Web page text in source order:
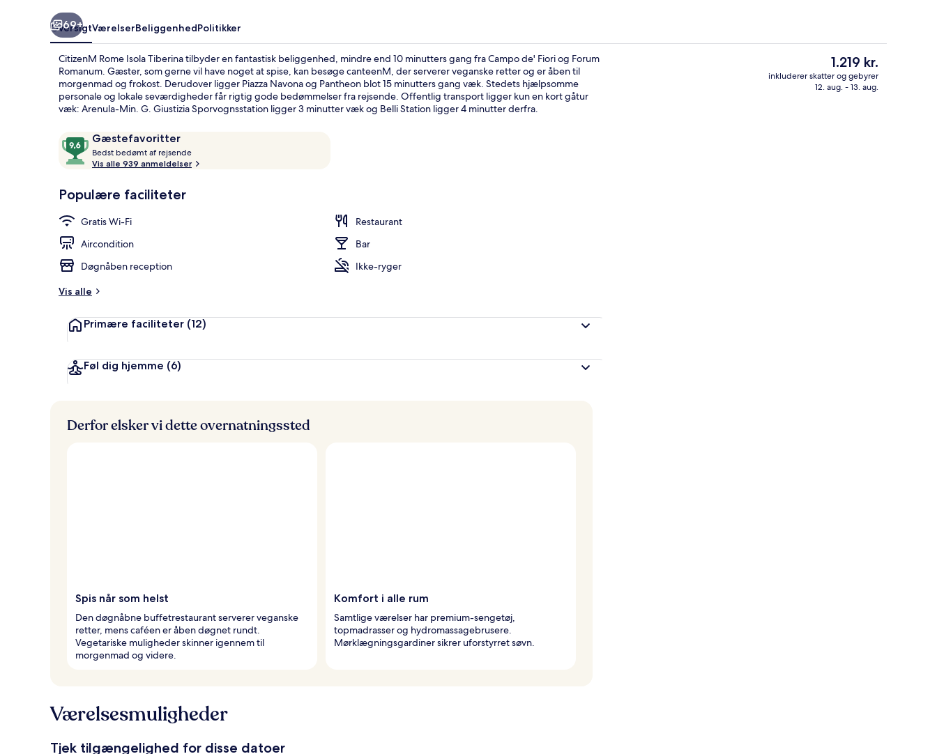
Siddeområde i lobbyen Premium-sengetøj, senge med
69+
OversigtVærelserBeliggenhedPolitikker
CitizenM Rome Isola Tiberina tilbyder en fantastisk beliggenhed, mindre end 10 minutters gang fra Campo de' Fiori og Forum
Romanum. Gæster, som gerne vil have noget at spise, kan besøge canteenM, der serverer veganske retter og er åben til
morgenmad og frokost. Derudover ligger Piazza Navona og Pantheon blot 15 minutters gang væk. Stedets hjælpsomme
personale og lokale seværdigheder får rigtig gode bedømmelser fra rejsende. Offentlig transport ligger kun en kort gåtur
væk: Arenula-Min. G. Giustizia Sporvognsstation ligger 3 minutter væk og Belli Station ligger 4 minutter derfra.
AnmeldelserGæstefavoritter
9,6
ud
af
Gæstefavoritter
Bedst bedømt af rejsende
e
a
f
d
Vis alle 939 anmeldelser
Populære faciliteter
Gratis Wi-Fi
Restaurant
Aircondition
Bar
Døgnåben reception
Ikke-ryger
Vis alle
Primære faciliteter (12)
Føl dig hjemme (6)
Den
nuværende
pris
1.219 kr.
inkluderer skatter og gebyrer
12. aug. - 13. aug.
Derfor elsker vi dette overnatningssted
Spis når som helst
Den døgnåbne buffetrestaurant serverer veganske
retter, mens caféen er åben døgnet rundt.
Vegetariske muligheder skinner igennem til
morgenmad og videre.
Komfort i alle rum
Samtlige værelser har premium-sengetøj,
topmadrasser og hydromassagebrusere.
Mørklægningsgardiner sikrer uforstyrret søvn.
Værelsesmuligheder
Tjek tilgængelighed for disse datoer